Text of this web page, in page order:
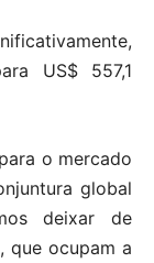
US$ 557,1
o mercado
global
deixar de
que ocupam a